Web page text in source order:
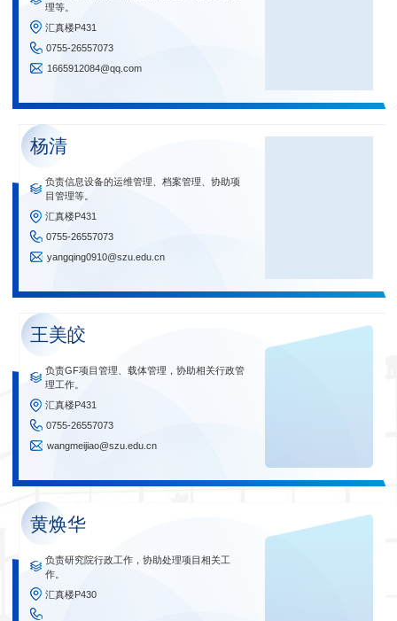
理等。
汇真楼P431
0755-26557073
1665912084@qq.com
杨清
负责信息设备的运维管理、档案管理、协助项
目管理等。
汇真楼P431
0755-26557073
yangqing0910@szu.edu.cn
王美皎
负责GF项目管理、载体管理，协助相关行政管
理工作。
汇真楼P431
0755-26557073
wangmeijiao@szu.edu.cn
黄焕华
负责研究院行政工作，协助处理项目相关工
作。
汇真楼P430